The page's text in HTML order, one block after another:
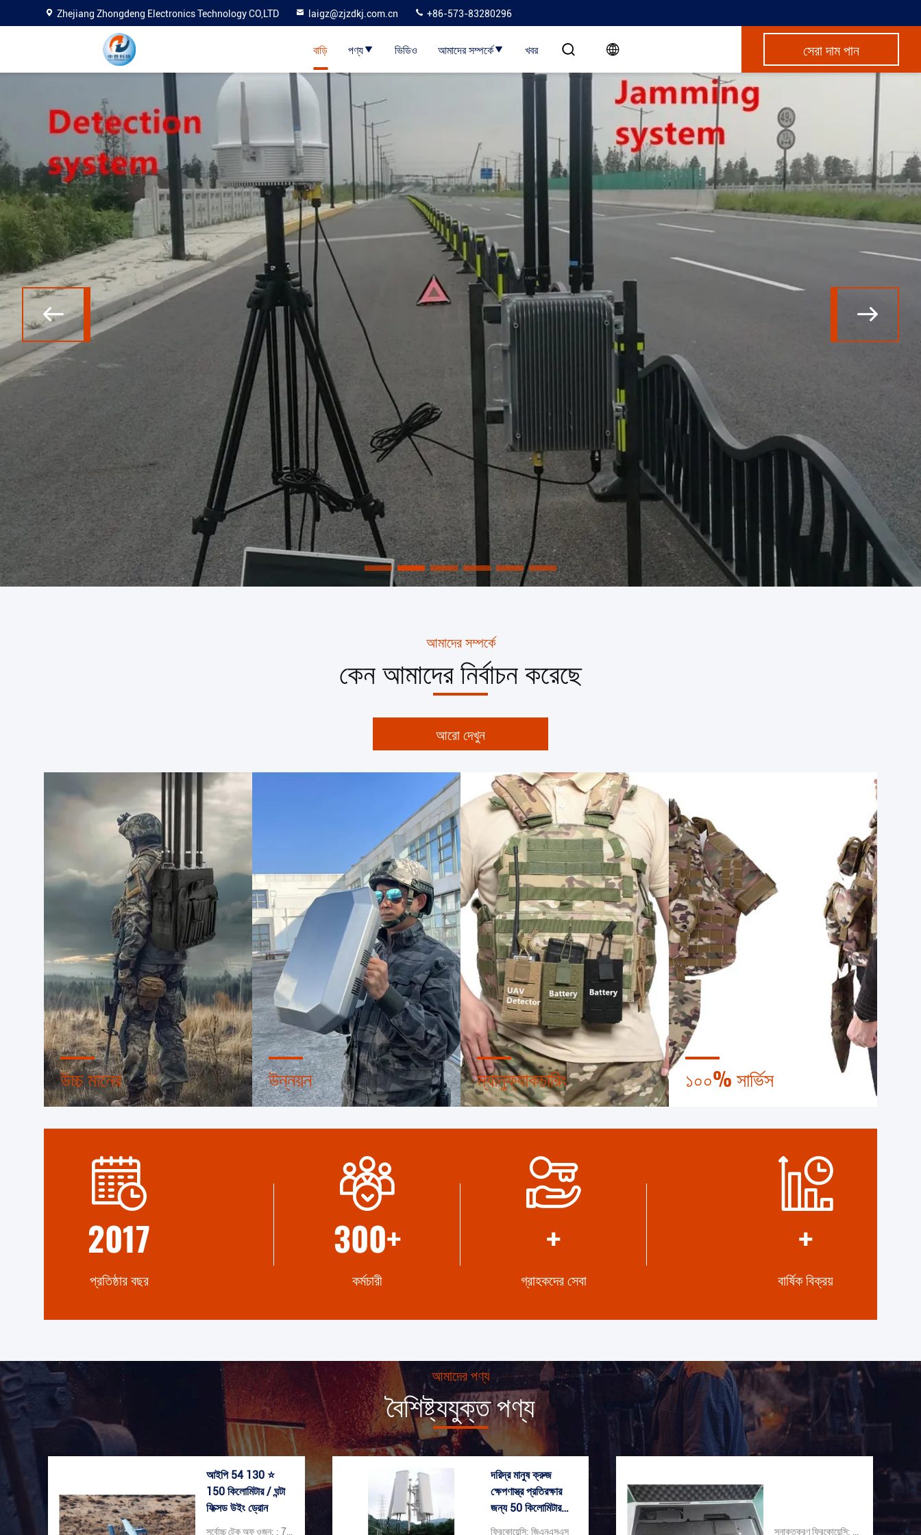
Zhejiang Zhongdeng Electronics Technology CO,LTD laigz@zjzdkj.com.cn +86-573-83280296
বাড়ি পণ্য ভিডিও আমাদের সম্পর্কে খবর সেরা দাম পান
আমাদের সম্পর্কে
কেন আমাদের নির্বাচন করেছে
আরো দেখুন
উচ্চ মানের
সরবরাহকারীর সক্ষমতা মূল্যায়ন। আমাদের
পেশাদার পরীক্ষাগার রয়েছে।
উন্নয়ন
যন্ত্রপাতি কর্মশালা।আমরা আপনার প্রয়োজনীয়
ম্যানুফ্যাকচারিং
ব্যবস্থা প্রক্রিয়া.আমরা আপনার চাহিদার বাইরে
১০০% সার্ভিস
CIF, DDU এবং DDP।আপনার সমস্ত উদ্বেগের
2017
প্রতিষ্ঠার বছর
300+
কর্মচারী
+
গ্রাহকদের সেবা
+
বার্ষিক বিক্রয়
আমাদের পণ্য
বৈশিষ্ট্যযুক্ত পণ্য
আইপি 54 130 ⭐
150 কিলোমিটার / ঘন্টা
ফিক্সড উইং ড্রোন
দরিদ্র মানুষ ক্রুজ
ক্ষেপণাস্ত্র প্রতিরক্ষার
জন্য 50 কিলোমিটার
জিএনএসএস জ্যামার
ফ্রিকোয়েন্সি: জিএনএসএস